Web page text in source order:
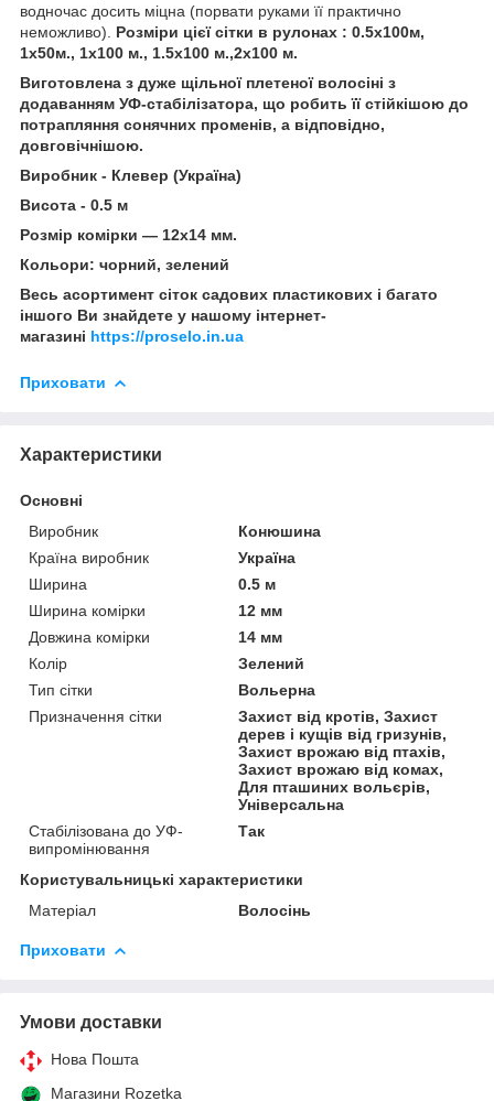
водночас досить міцна (порвати руками її практично
неможливо). Розміри цієї сітки в рулонах : 0.5х100м,
1х50м., 1х100 м., 1.5х100 м.,2х100 м.
Виготовлена з дуже щільної плетеної волосіні з
додаванням УФ-стабілізатора, що робить її стійкішою до
потрапляння сонячних променів, а відповідно,
довговічнішою.
Виробник - Клевер (Україна)
Висота - 0.5 м
Розмір комірки — 12х14 мм.
Кольори: чорний, зелений
Весь асортимент сіток садових пластикових і багато
іншого Ви знайдете у нашому інтернет-
магазині https://proselo.in.ua
Приховати
Характеристики
Основні
Виробник
Конюшина
Країна виробник
Україна
Ширина
0.5 м
Ширина комірки
12 мм
Довжина комірки
14 мм
Колір
Зелений
Тип сітки
Вольерна
Призначення сітки
Захист від кротів, Захист
дерев і кущів від гризунів,
Захист врожаю від птахів,
Захист врожаю від комах,
Для пташиних вольєрів,
Універсальна
Стабілізована до УФ-
випромінювання
Так
Користувальницькі характеристики
Матеріал
Волосінь
Приховати
Умови доставки
Нова Пошта
Магазини Rozetka